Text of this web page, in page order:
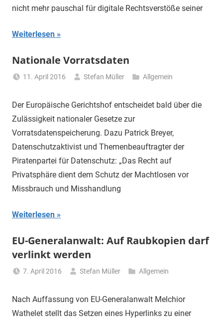
nicht mehr pauschal für digitale Rechtsverstöße seiner
Weiterlesen
Nationale Vorratsdaten
11. April 2016 Stefan Müller Allgemein
Der Europäische Gerichtshof entscheidet bald über die
Zulässigkeit nationaler Gesetze zur
Vorratsdatenspeicherung. Dazu Patrick Breyer,
Datenschutzaktivist und Themenbeauftragter der
Piratenpartei für Datenschutz: „Das Recht auf
Privatsphäre dient dem Schutz der Machtlosen vor
Missbrauch und Misshandlung
Weiterlesen
EU-Generalanwalt: Auf Raubkopien darf
verlinkt werden
7. April 2016 Stefan Müller Allgemein
Nach Auffassung von EU-Generalanwalt Melchior
Wathelet stellt das Setzen eines Hyperlinks zu einer